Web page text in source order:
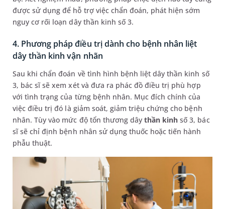
được sử dụng để hỗ trợ việc chẩn đoán, phát hiện sớm
nguy cơ rối loạn dây thần kinh số 3.
4. Phương pháp điều trị dành cho bệnh nhân liệt
dây thần kinh vận nhãn
Sau khi chẩn đoán về tình hình bệnh liệt dây thần kinh số
3, bác sĩ sẽ xem xét và đưa ra phác đồ điều trị phù hợp
với tình trạng của từng bệnh nhân. Mục đích chính của
việc điều trị đó là giảm soát, giảm triệu chứng cho bệnh
nhân. Tùy vào mức độ tổn thương dâythần kinhsố 3, bác
sĩ sẽ chỉ định bệnh nhân sử dụng thuốc hoặc tiến hành
phẫu thuật.